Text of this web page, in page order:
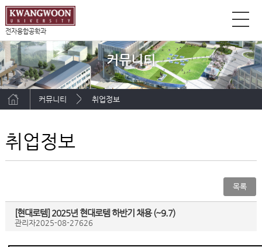
전자융합공학과
커뮤니티
커뮤니티 취업정보
취업정보
목록
[현대로템] 2025년 현대로템 하반기 채용 (~9.7)
관리자2025-08-27626